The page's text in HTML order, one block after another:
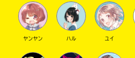
ヤンヤン ハル ユイ